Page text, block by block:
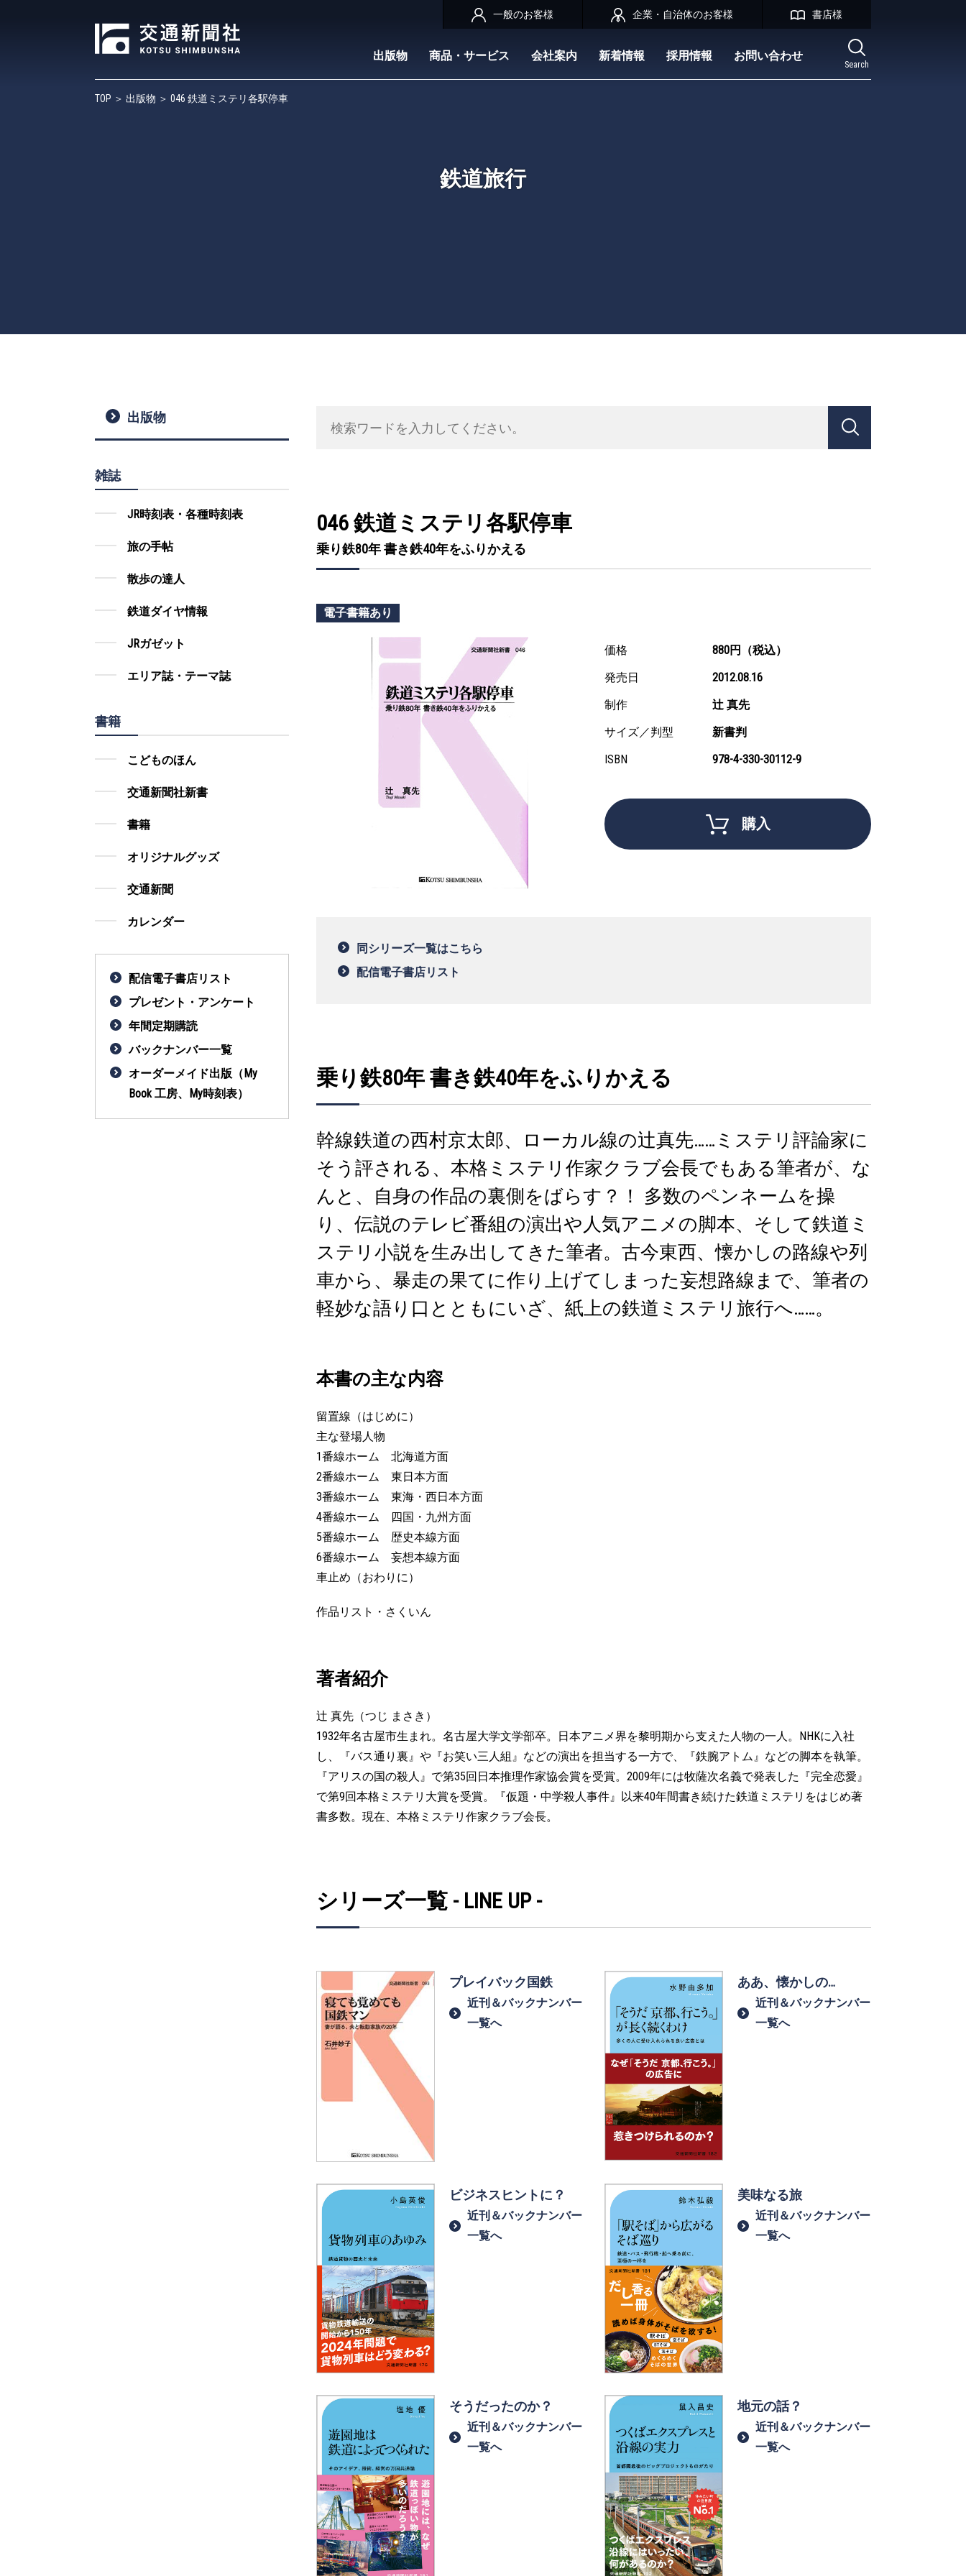
Search
出版物 商品・サービス 会社案内 新着情報 採用情報 お問い合わせ
一般のお客様 企業・自治体のお客様 書店様
TOP ＞ 出版物 ＞ 046 鉄道ミステリ各駅停車
鉄道旅行
出版物
雑誌
JR時刻表・各種時刻表
旅の手帖
散歩の達人
鉄道ダイヤ情報
JRガゼット
エリア誌・テーマ誌
書籍
こどものほん
交通新聞社新書
書籍
オリジナルグッズ
交通新聞
カレンダー
配信電子書店リスト
プレゼント・アンケート
年間定期購読
バックナンバー一覧
オーダーメイド出版（My
Book 工房、My時刻表）
046 鉄道ミステリ各駅停車
乗り鉄80年 書き鉄40年をふりかえる
電子書籍あり
価格
880円（税込）
発売日
2012.08.16
制作
辻 真先
サイズ／判型
新書判
ISBN
978-4-330-30112-9
購入
同シリーズ一覧はこちら
配信電子書店リスト
乗り鉄80年 書き鉄40年をふりかえる
幹線鉄道の西村京太郎、ローカル線の辻真先……ミステリ評論家に
そう評される、本格ミステリ作家クラブ会長でもある筆者が、な
んと、自身の作品の裏側をばらす？！ 多数のペンネームを操
り、伝説のテレビ番組の演出や人気アニメの脚本、そして鉄道ミ
ステリ小説を生み出してきた筆者。古今東西、懐かしの路線や列
車から、暴走の果てに作り上げてしまった妄想路線まで、筆者の
軽妙な語り口とともにいざ、紙上の鉄道ミステリ旅行へ……。
本書の主な内容
留置線（はじめに）
主な登場人物
1番線ホーム 北海道方面
2番線ホーム 東日本方面
3番線ホーム 東海・西日本方面
4番線ホーム 四国・九州方面
5番線ホーム 歴史本線方面
6番線ホーム 妄想本線方面
車止め（おわりに）
作品リスト・さくいん
著者紹介
辻 真先（つじ まさき）
1932年名古屋市生まれ。名古屋大学文学部卒。日本アニメ界を黎明期から支えた人物の一人。NHKに入社
し、『バス通り裏』や『お笑い三人組』などの演出を担当する一方で、『鉄腕アトム』などの脚本を執筆。
『アリスの国の殺人』で第35回日本推理作家協会賞を受賞。2009年には牧薩次名義で発表した『完全恋愛』
で第9回本格ミステリ大賞を受賞。『仮題・中学殺人事件』以来40年間書き続けた鉄道ミステリをはじめ著
書多数。現在、本格ミステリ作家クラブ会長。
シリーズ一覧 - LINE UP -
プレイバック国鉄
近刊＆バックナンバー
一覧へ
ああ、懐かしの…
近刊＆バックナンバー
一覧へ
ビジネスヒントに？
近刊＆バックナンバー
一覧へ
美味なる旅
近刊＆バックナンバー
一覧へ
そうだったのか？
近刊＆バックナンバー
一覧へ
地元の話？
近刊＆バックナンバー
一覧へ